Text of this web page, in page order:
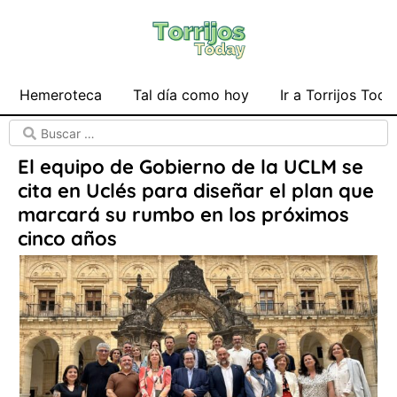
Hemeroteca Tal día como hoy Ir a Torrijos
El equipo de Gobierno de la UCLM se
cita en Uclés para diseñar el plan que
marcará su rumbo en los próximos
cinco años